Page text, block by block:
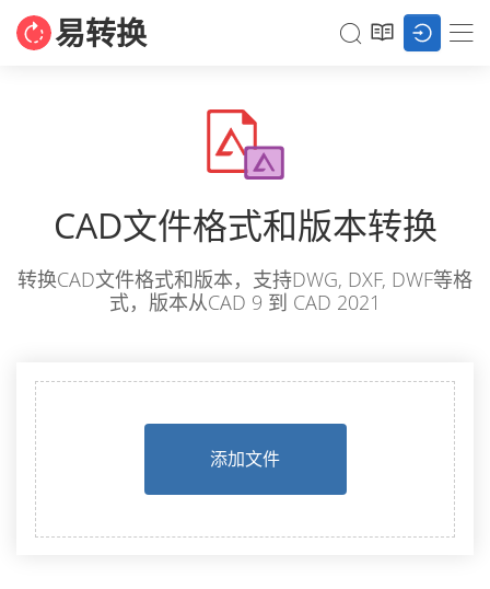
易转换
CAD文件格式和版本转换
转换CAD文件格式和版本，支持DWG, DXF, DWF等格
式，版本从CAD 9 到 CAD 2021
添加文件